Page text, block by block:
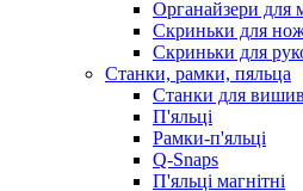
Органайзери для
Скриньки для
Скриньки для
Станки, рамки, пяльца
Станки для
П'яльці
Рамки-п'яльці
Q-Snaps
П'яльці магнітні